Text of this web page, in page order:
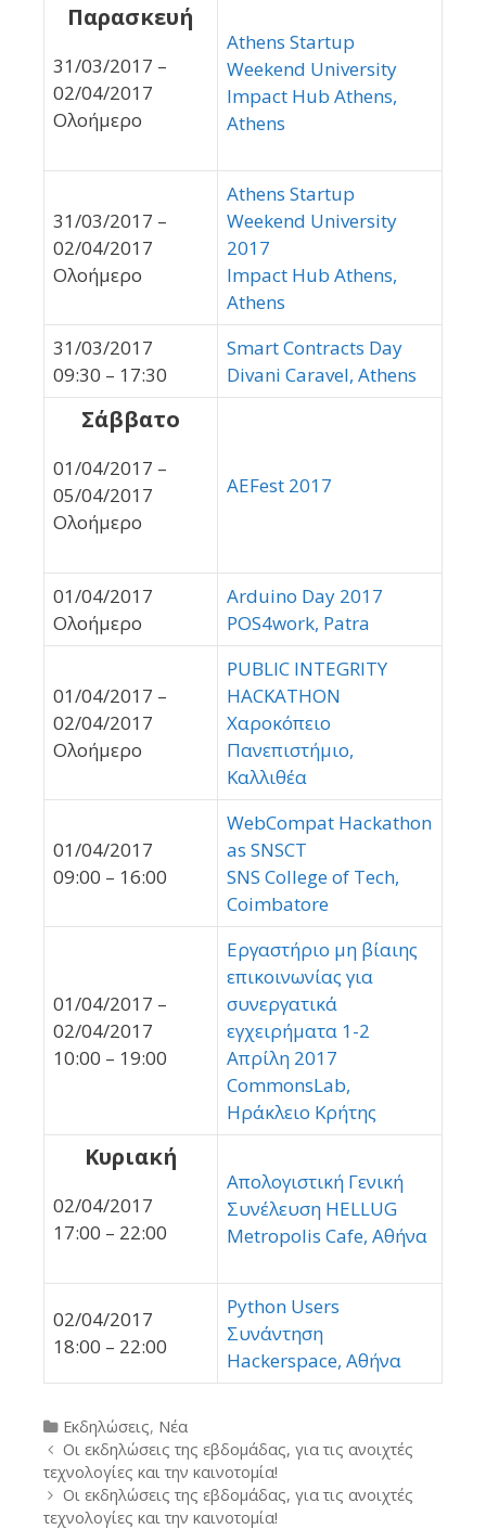
Παρασκευή
31/03/2017 –
02/04/2017
Ολοήμερο
Athens Startup
Weekend University
Impact Hub Athens,
Athens
31/03/2017 –
02/04/2017
Ολοήμερο
Athens Startup
Weekend University
2017
Impact Hub Athens,
Athens
31/03/2017
09:30 – 17:30
Smart Contracts Day
Divani Caravel, Athens
Σάββατο
01/04/2017 –
05/04/2017
Ολοήμερο
AEFest 2017
01/04/2017
Ολοήμερο
Arduino Day 2017
POS4work, Patra
01/04/2017 –
02/04/2017
Ολοήμερο
PUBLIC INTEGRITY
HACKATHON
Χαροκόπειο
Πανεπιστήμιο,
Καλλιθέα
01/04/2017
09:00 – 16:00
WebCompat Hackathon
as SNSCT
SNS College of Tech,
Coimbatore
01/04/2017 –
02/04/2017
10:00 – 19:00
Εργαστήριο μη βίαιης
επικοινωνίας για
συνεργατικά
εγχειρήματα 1-2
Απρίλη 2017
CommonsLab,
Ηράκλειο Κρήτης
Κυριακή
02/04/2017
17:00 – 22:00
Απολογιστική Γενική
Συνέλευση HELLUG
Metropolis Cafe, Αθήνα
02/04/2017
18:00 – 22:00
Python Users
Συνάντηση
Hackerspace, Αθήνα
Categories
Εκδηλώσεις, Νέα
Post
navigation
Οι εκδηλώσεις της εβδομάδας, για τις ανοιχτές
τεχνολογίες και την καινοτομία!
Οι εκδηλώσεις της εβδομάδας, για τις ανοιχτές
τεχνολογίες και την καινοτομία!